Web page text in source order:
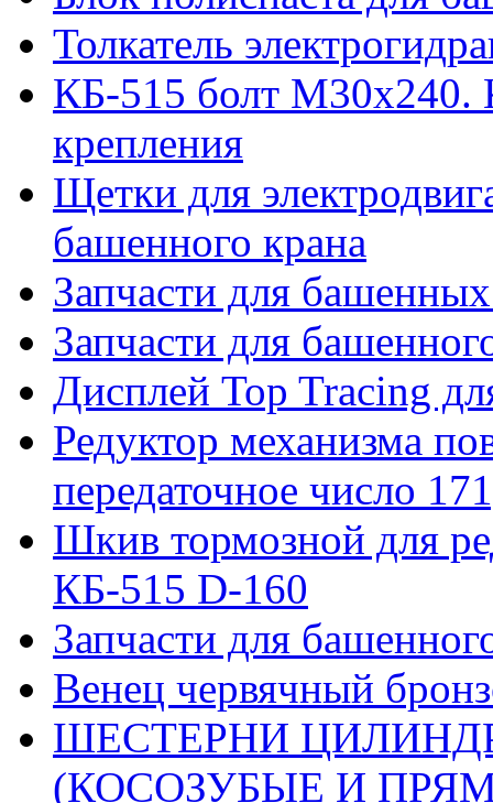
Толкатель
КБ-515 болт М30х240.
крепления
Щетки для
башенного крана
Запчасти для
Запчасти для
Дисплей Top Tracing
Редуктор механизма
передаточное число
Шкив тормозной для
КБ-515 D-160
Запчасти для
Венец червячный
ШЕСТЕРНИ
(КОСОЗУБЫЕ И